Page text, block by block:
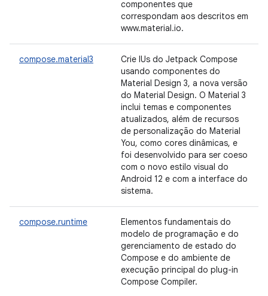
componentes que
correspondam aos descritos em
www.material.io.
compose.material3
Crie IUs do Jetpack Compose
usando componentes do
Material Design 3, a nova versão
do Material Design. O Material 3
inclui temas e componentes
atualizados, além de recursos
de personalização do Material
You, como cores dinâmicas, e
foi desenvolvido para ser coeso
com o novo estilo visual do
Android 12 e com a interface do
sistema.
compose.runtime
Elementos fundamentais do
modelo de programação e do
gerenciamento de estado do
Compose e do ambiente de
execução principal do plug-in
Compose Compiler.